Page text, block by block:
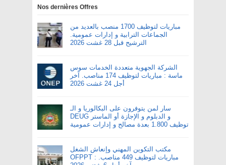
Nos dernières Offres
مباريات لتوظيف 1700 منصب بالعديد من
الجماعات الترابية و إدارات عمومية.
الترشيح قبل 28 غشت 2026
الشركة الجهوية متعددة الخدمات سوس
ماسة : مباريات لتوظيف 174 مناصب. آخر
أجل 24 غشت 2026
سار لمن يتوفرون على البكالوريا و الـ
DEUG و الدبلوم و الإجازة أو الماستر
توظيف 1.800 بعدة مصالح و إدارات عمومية
مكتب التكوين المهني وإنعاش الشغل
OFPPT : مباريات لتوظيف 449 مناصب.